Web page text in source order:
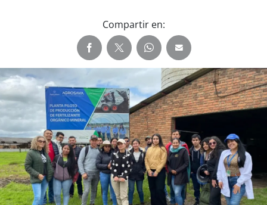
Compartir en: